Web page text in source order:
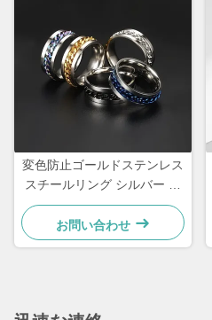
変色防止ゴールドステンレス
スチールリング シルバー カ
スタム防水ジュエリーリング
お問い合わせ